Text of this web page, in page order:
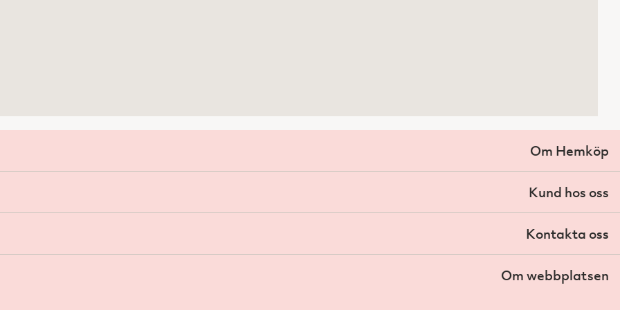
Om Hemköp
Kund hos oss
Kontakta oss
Om webbplatsen